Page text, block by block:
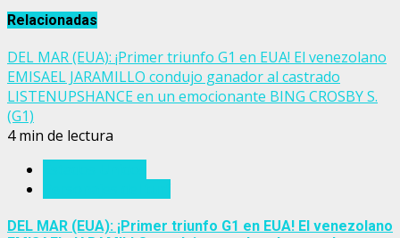
Relacionadas
DEL MAR (EUA): ¡Primer triunfo G1 en EUA! El venezolano
EMISAEL JARAMILLO condujo ganador al castrado
LISTENUPSHANCE en un emocionante BING CROSBY S.
(G1)
4 min de lectura
DEL MAR (EUA): ¡Primer triunfo G1 en EUA! El venezolano